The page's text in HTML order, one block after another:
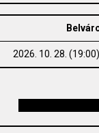
2026. 10. 28. (19:00)